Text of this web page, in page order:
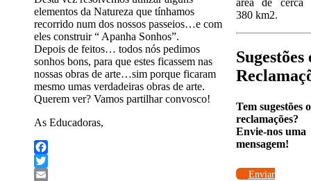
elementos da Natureza que tínhamos
recorrido num dos nossos passeios…e com
eles construir “ Apanha Sonhos”.
Depois de feitos… todos nós pedimos
sonhos bons, para que estes ficassem nas
nossas obras de arte…sim porque ficaram
mesmo umas verdadeiras obras de arte.
Querem ver? Vamos partilhar convosco!
As Educadoras,
Facebook
Twitter
área de cerca
380 km2.
Sugestões
Tem sugestões
reclamações?
Envie-nos uma
mensagem!
Enviar